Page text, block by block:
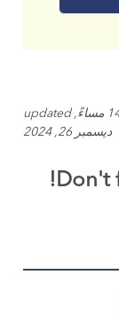
Originally published يناير 20, 2023 14:53:05 مساءً, updated
ديسمبر 26, 2024
Don't